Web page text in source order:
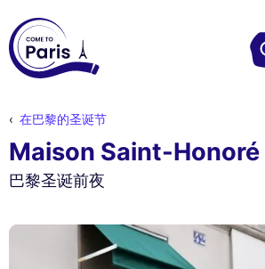
在巴黎的圣诞节
Maison Saint-Honoré
巴黎圣诞前夜